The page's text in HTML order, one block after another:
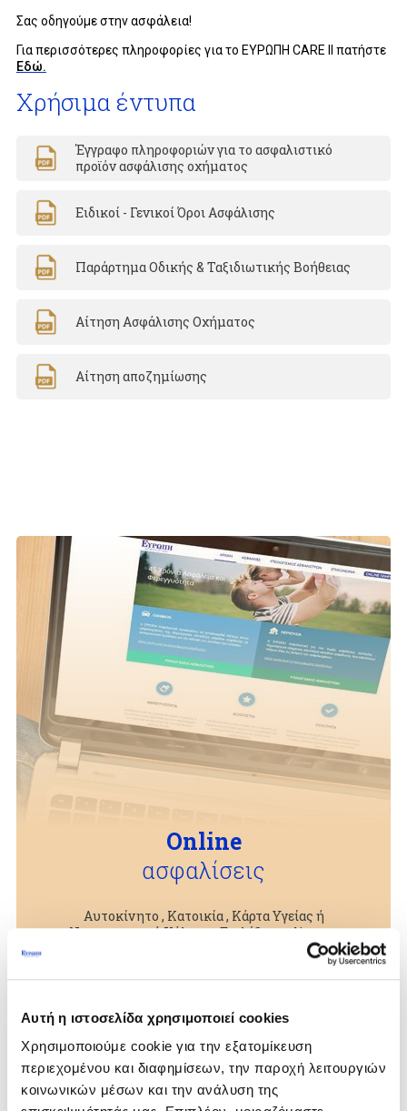
Αυτή η ιστοσελίδα χρησιμοποιεί cookies
Χρησιμοποιούμε cookie για την εξατομίκευση
περιεχομένου και διαφημίσεων, την παροχή λειτουργιών
κοινωνικών μέσων και την ανάλυση της
Σας οδηγούμε στην ασφάλεια!
Για περισσότερες πληροφορίες για το ΕΥΡΩΠΗ CARE
πατήστε
Εδώ.
Χρήσιμα έντυπα
Έγγραφο πληροφοριών για το ασφαλιστικό
προϊόν ασφάλισης οχήματος
Ειδικοί - Γενικοί Όροι Ασφάλισης
Παράρτημα Οδικής & Ταξιδιωτικής Βοήθειας
Αίτηση Ασφάλισης Οχήματος
Αίτηση αποζημίωσης
Online
ασφαλίσεις
Αυτοκίνητο , Κατοικία , Κάρτα Υγείας ή
Νοσοκομειακή Κάλυψη; Επιλέξτε online το